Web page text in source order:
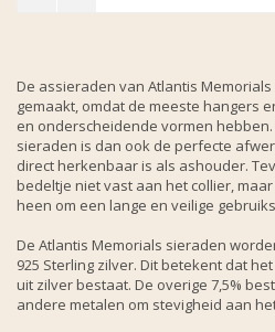
De assieraden van Atlantis
gemaakt, omdat de meeste hangers
en onderscheidende vormen
sieraden is dan ook de perfecte
direct herkenbaar is als ashouder.
bedeltje niet vast aan het collier,
heen om een lange en veilige
De Atlantis Memorials sieraden
925 Sterling zilver. Dit betekent dat
uit zilver bestaat. De overige 7,5%
andere metalen om stevigheid aan